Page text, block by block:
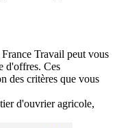
Travail peut vous
d'offres. Ces
des critères que vous
d'ouvrier agricole,